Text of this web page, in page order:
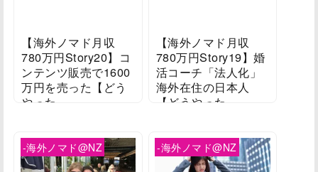
【海外ノマド月収
780万円Story20】コ
ンテンツ販売で1600
万円を売った【どう
やった...
【海外ノマド月収
780万円Story19】婚
活コーチ「法人化」
海外在住の日本人
【どうやった...
-海外ノマド@NZ -海外ノマド@NZ